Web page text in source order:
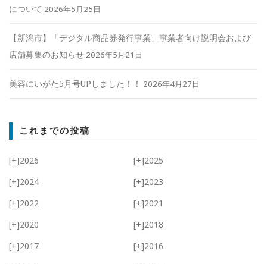
について 2026年5月25日
【新潟市】「デジタル商品券発行事業」事業者向け説明会および
店舗募集のお知らせ 2026年5月21日
美容にいがた5月号UPしました！！ 2026年4月27日
これまでの投稿
[+]2026 [+]2025
[+]2024 [+]2023
[+]2022 [+]2021
[+]2020 [+]2018
[+]2017 [+]2016